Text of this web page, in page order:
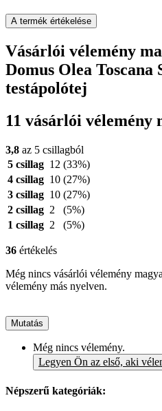
A termék értékelése
Vásárlói vélemény
Domus Olea
testápolótej
11 vásárlói vélemény
3,8 az 5 csillagból
5 csillag 12 (33%)
4 csillag 10 (27%)
3 csillag 10 (27%)
2 csillag 2
(5%)
1 csillag 2 (5%)
36 értékelés
Még nincs vásárlói vélemény
vélemény más nyelven.
Mutatás
Még nincs vélemény.
Legyen Ön az első, aki
Népszerű kategóriák: